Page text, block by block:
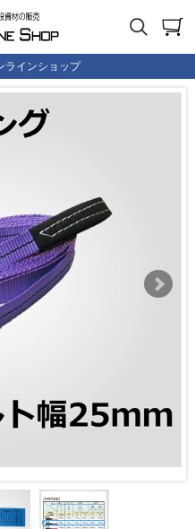
ラインショップ